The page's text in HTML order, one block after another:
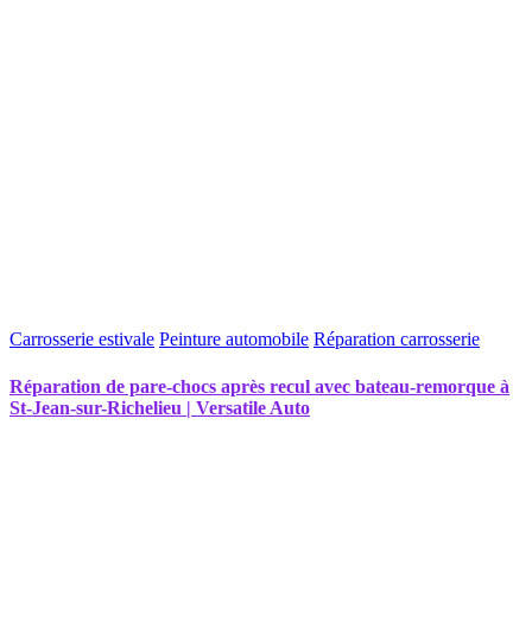
Carrosserie estivale Peinture automobile Réparation carrosserie
Réparation de pare-chocs après recul avec bateau-remorque à
St-Jean-sur-Richelieu | Versatile Auto